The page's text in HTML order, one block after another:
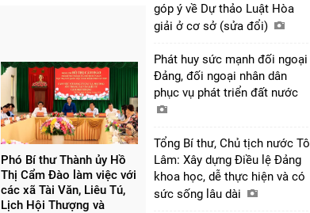
Phó Bí thư Thành ủy Hồ
Thị Cẩm Đào làm việc với
các xã Tài Văn, Liêu Tú,
Lịch Hội Thượng và
góp ý về Dự thảo Luật Hòa
giải ở cơ sở (sửa đổi)
Phát huy sức mạnh đối ngoại
Đảng, đối ngoại nhân dân
phục vụ phát triển đất nước
Tổng Bí thư, Chủ tịch nước Tô
Lâm: Xây dựng Điều lệ Đảng
khoa học, dễ thực hiện và có
sức sống lâu dài